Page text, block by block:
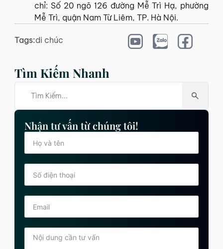
chỉ: Số 20 ngõ 126 đường Mễ Trì Hạ, phường
Mễ Trì, quận Nam Từ Liêm, TP. Hà Nội.
Tags:di chúc
Tìm Kiếm Nhanh
Nhận tư vấn từ chúng tôi!